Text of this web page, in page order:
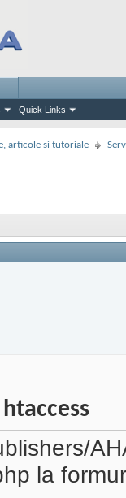
Quick Links
articole si tutoriale
la